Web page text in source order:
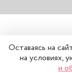
Оставаясь на
на условиях,
и